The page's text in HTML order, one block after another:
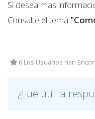
Si desea mas
Consulte el tema
6 Los Usuarios han
¿Fue útil la